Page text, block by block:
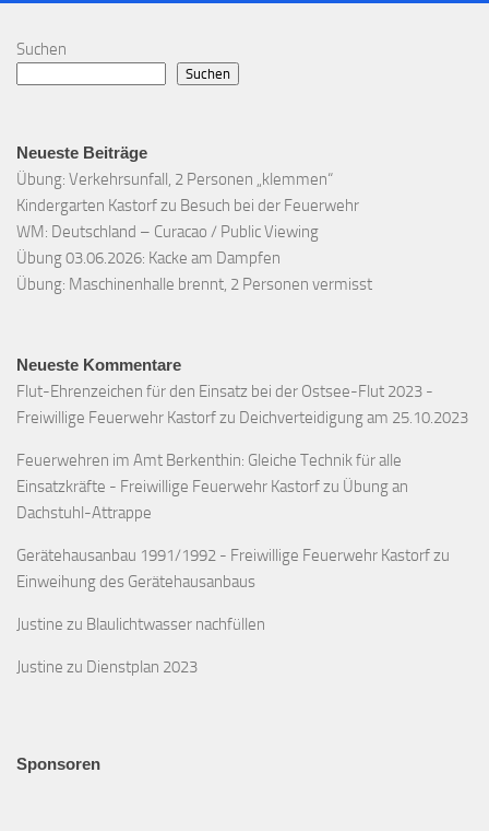
Suchen
Suchen
Neueste Beiträge
Übung: Verkehrsunfall, 2 Personen „klemmen“
Kindergarten Kastorf zu Besuch bei der Feuerwehr
WM: Deutschland – Curacao / Public Viewing
Übung 03.06.2026: Kacke am Dampfen
Übung: Maschinenhalle brennt, 2 Personen vermisst
Neueste Kommentare
Flut-Ehrenzeichen für den Einsatz bei der Ostsee-Flut 2023 -
Freiwillige Feuerwehr Kastorfzu Deichverteidigung am 25.10.2023
Feuerwehren im Amt Berkenthin: Gleiche Technik für alle
Einsatzkräfte - Freiwillige Feuerwehr Kastorfzu Übung an
Dachstuhl-Attrappe
Gerätehausanbau 1991/1992 - Freiwillige Feuerwehr Kastorfzu
Einweihung des Gerätehausanbaus
Justine zu Blaulichtwasser nachfüllen
Justine zu Dienstplan 2023
Sponsoren